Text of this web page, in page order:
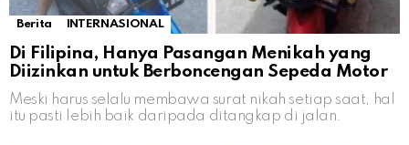
Berita INTERNASIONAL
Di Filipina, Hanya Pasangan Menikah yang
Diizinkan untuk Berboncengan Sepeda Motor
Meski harus selalu membawa surat nikah setiap saat, hal
itu pasti lebih baik daripada ditangkap di jalan.